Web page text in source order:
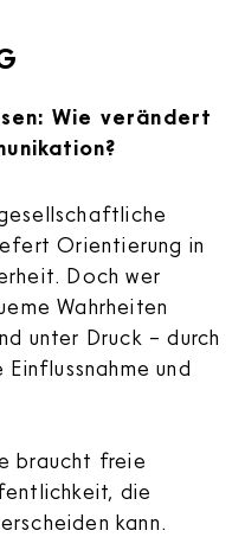
Wie verändert
Orientierung in
Doch wer
Wahrheiten
unter Druck – durch
und
braucht freie
die
kann.